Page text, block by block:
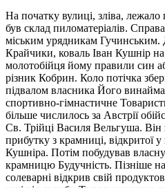
На початку вулиці, зліва,
був склад пиломатеріалів.
міським урядникам Гучинським.
Крайчики, коваль Іван Кушнір на
молотобійця йому правили син
різник Кобрин. Коло потічка
підвалом власника Його
спортивно-гімнастичне
більше числилось за Австрії
Св. Трійці Василя Вельгуша.
прибутку з крамниці, відкритої
Кушніра. Потім побудував власну
крамницю Будучність. Пізніше
солеварні відкрив свій